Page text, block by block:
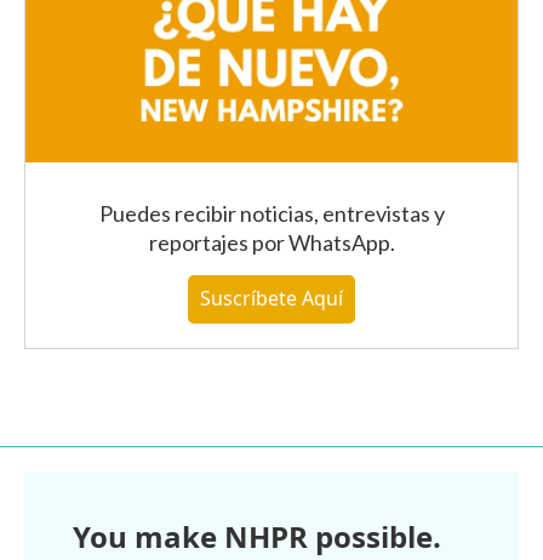
Puedes recibir noticias, entrevistas y
reportajes por WhatsApp.
Suscríbete Aquí
You make NHPR possible.